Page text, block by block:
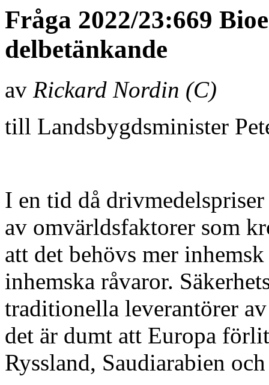
Fråga 2022/23:669
delbetänkande
av Rickard Nordin (C)
till Landsbygdsminister
I en tid då
av omvärldsfaktorer som
att det behövs mer
inhemska råvaror.
traditionella leverantörer
det är dumt att Europa
Ryssland, Saudiarabien